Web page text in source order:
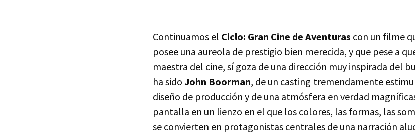
Continuamos el Ciclo: Gran Cine de Aventuras con un filme
posee una aureola de prestigio bien merecida, y que pese a
maestra del cine, sí goza de una dirección muy inspirada del
ha sido John Boorman, de un casting tremendamente
diseño de producción y de una atmósfera en verdad
pantalla en un lienzo en el que los colores, las formas, las
se convierten en protagonistas centrales de una narración